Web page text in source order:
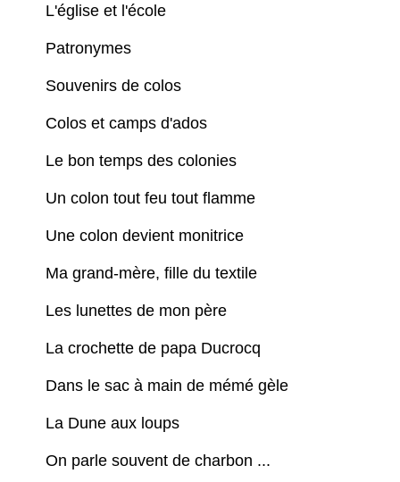
L'église et l'école
Patronymes
Souvenirs de colos
Colos et camps d'ados
Le bon temps des colonies
Un colon tout feu tout flamme
Une colon devient monitrice
Ma grand-mère, fille du textile
Les lunettes de mon père
La crochette de papa Ducrocq
Dans le sac à main de mémé gèle
La Dune aux loups
On parle souvent de charbon ...